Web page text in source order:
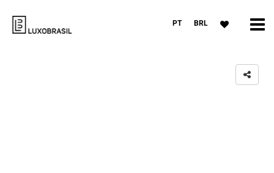
PT BRL